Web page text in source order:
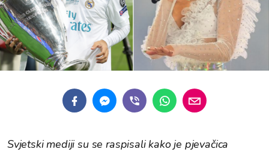
Svjetski mediji su se raspisali kako je pjevačica